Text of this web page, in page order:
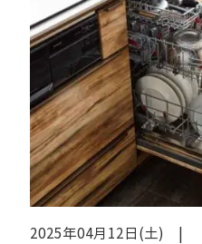
2025年04月12日(土) |